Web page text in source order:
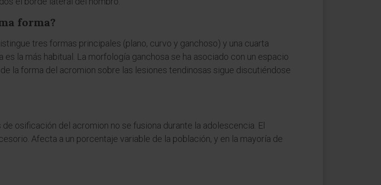
forma?
tres formas principales (plano, curvo y ganchoso) y una cuarta
la más habitual. La morfología ganchosa se ha asociado con un espacio
la forma del acromion sobre las lesiones tendinosas sigue discutiéndose
osificación del acromion no se fusiona durante la adolescencia. El
Afecta a un porcentaje variable de la población, y en la mayoría de